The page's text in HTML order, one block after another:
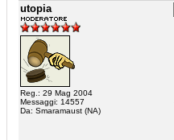
utopia
Reg.: 29 Mag 2004
Messaggi: 14557
Da: Smaramaust (NA)